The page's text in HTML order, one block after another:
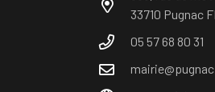
33710 Pugnac
05 57 68 80 31